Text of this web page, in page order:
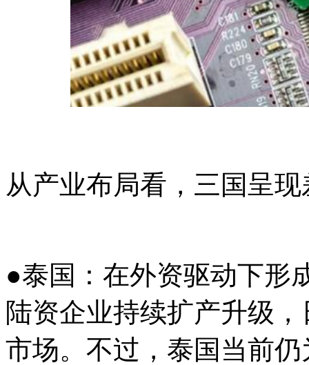
从产业布局看，三国呈
●泰国：在外资驱动下形
陆资企业持续扩产升级
市场。不过，泰国当前